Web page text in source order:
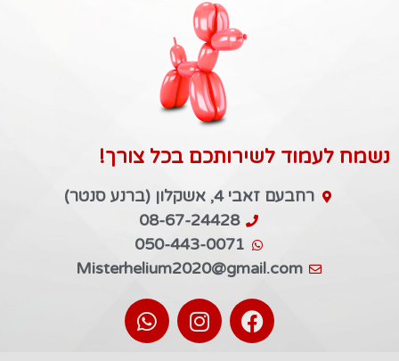
נשמח לעמוד לשירותכם בכל צורך!
רחבעם זאבי 4, אשקלון (ברנע סנטר)
08-67-24428
050-443-0071
Misterhelium2020@gmail.com